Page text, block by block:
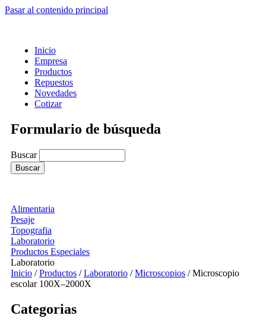
Pasar al contenido principal
Inicio
Empresa
Productos
Repuestos
Novedades
Cotizar
Formulario de búsqueda
Buscar
Alimentaria
Pesaje
Topografia
Laboratorio
Productos Especiales
Laboratorio
Inicio / Productos / Laboratorio / Microscopios / Microscopio
escolar 100X–2000X
Categorias